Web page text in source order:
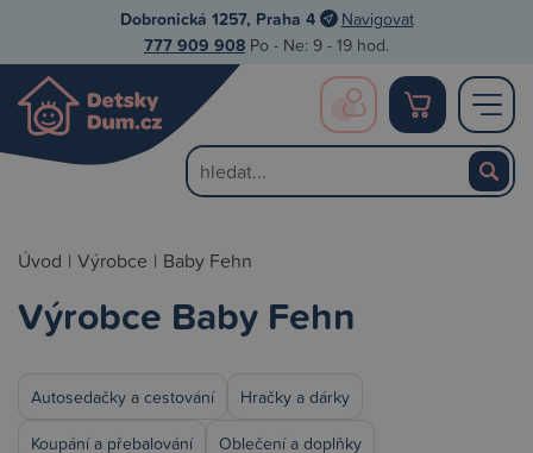
Dobronická 1257, Praha 4 Navigovat
777 909 908 Po - Ne: 9 - 19 hod.
Úvod | Výrobce | Baby Fehn
Výrobce Baby Fehn
Autosedačky a cestování Hračky a dárky
Koupání a přebalování Oblečení a doplňky